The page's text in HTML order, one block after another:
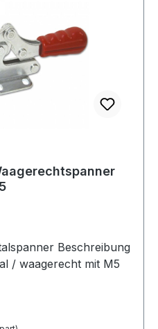
/ waagerecht mit M5